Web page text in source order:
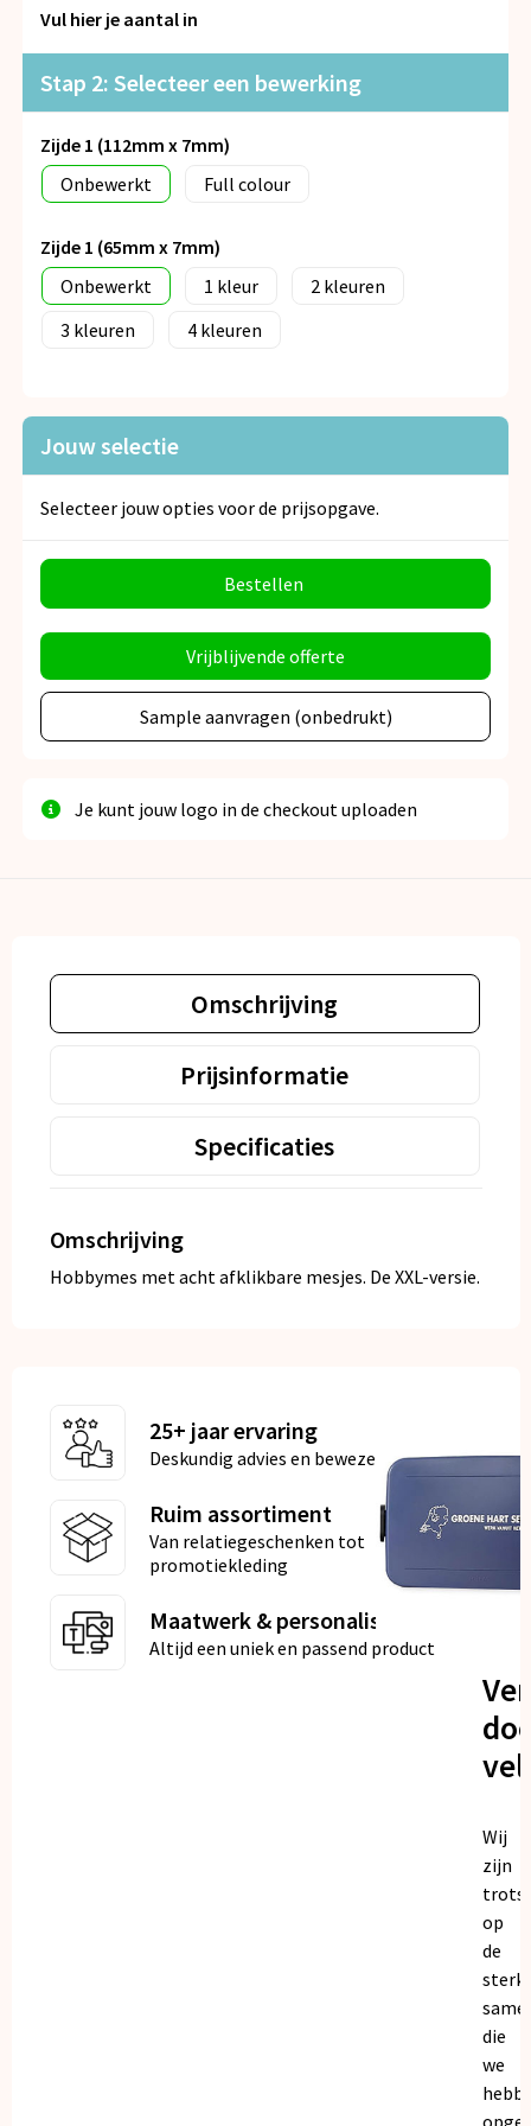
Snoepgoed
Spellen voor binnen en buiten
Vrije tijd en Strand
Anti-stress
Vul hier je aantal in
Stap 2: Selecteer een bewerking
Zijde 1 (112mm x 7mm)
Onbewerkt
Full colour
Zijde 1 (65mm x 7mm)
Onbewerkt
1
2
3
4
Jouw selectie
Selecteer jouw opties voor de prijsopgave.
Bestellen
Vrijblijvende offerte
Sample aanvragen (onbedrukt)
Je kunt jouw logo in de checkout uploaden
Omschrijving
Prijsinformatie
Specificaties
Omschrijving
Hobbymes met acht afklikbare mesjes. De XXL-versie.
25+ jaar ervaring
Deskundig advies en bewezen kwaliteit
Ruim assortiment
Van relatiegeschenken tot
promotiekleding
Maatwerk & personalisatie
Altijd een uniek en passend product
Wij
zijn
trots
op
de
die
we